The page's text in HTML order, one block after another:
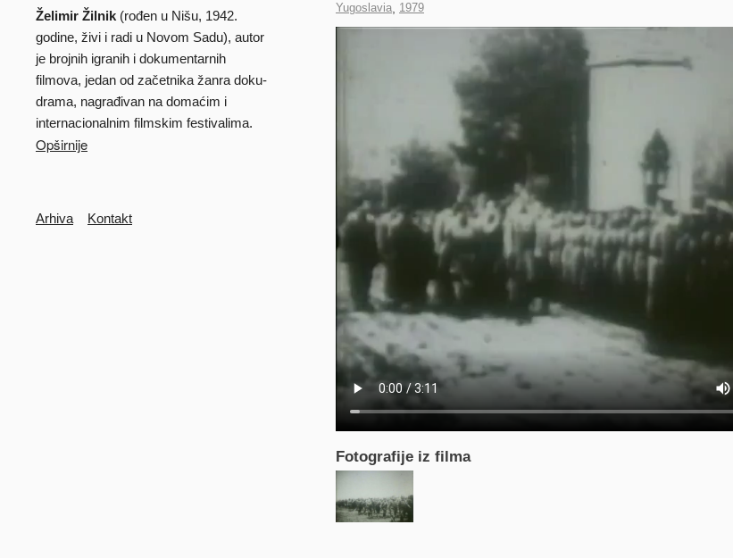
data
Country
of
Yugoslavia Year
of
1979
Fotografije iz filma
Biografija
Želimir Žilnik (rođen u Nišu, 1942.
godine, živi i radi u Novom Sadu), autor
je brojnih igranih i dokumentarnih
filmova, jedan od začetnika žanra doku-
drama, nagrađivan na domaćim i
internacionalnim filmskim festivalima.
Opširnije
Arhiva Kontakt